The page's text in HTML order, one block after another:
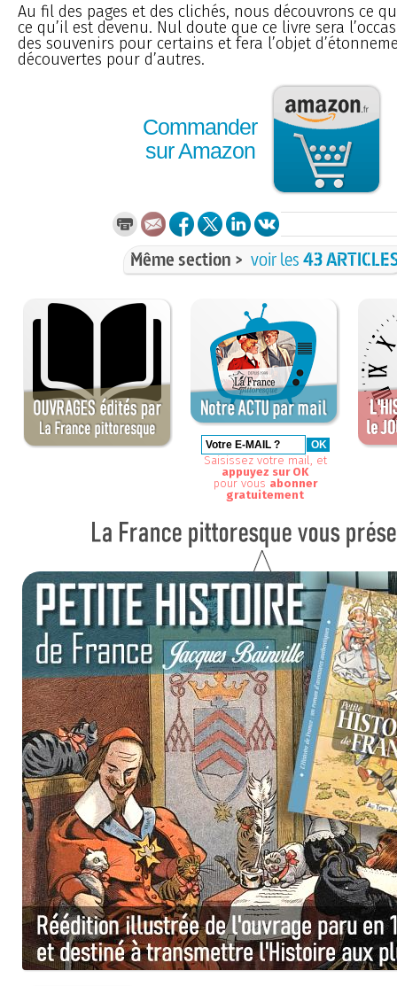
Au fil des pages et des clichés, nous découvrons ce
ce qu’il est devenu. Nul doute que ce livre sera
des souvenirs pour certains et fera l’objet
découvertes pour d’autres.
Commander
sur Amazon
Même section > voir les43
Saisissez votre mail, et
appuyez sur OK
pour vous abonner
gratuitement